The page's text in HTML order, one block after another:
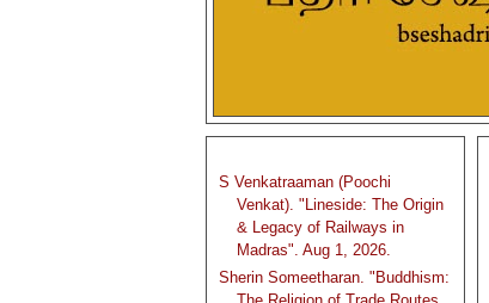
S Venkatraaman (Poochi
Venkat). "Lineside: The Origin
& Legacy of Railways in
Madras". Aug 1, 2026.
Sherin Someetharan. "Buddhism: